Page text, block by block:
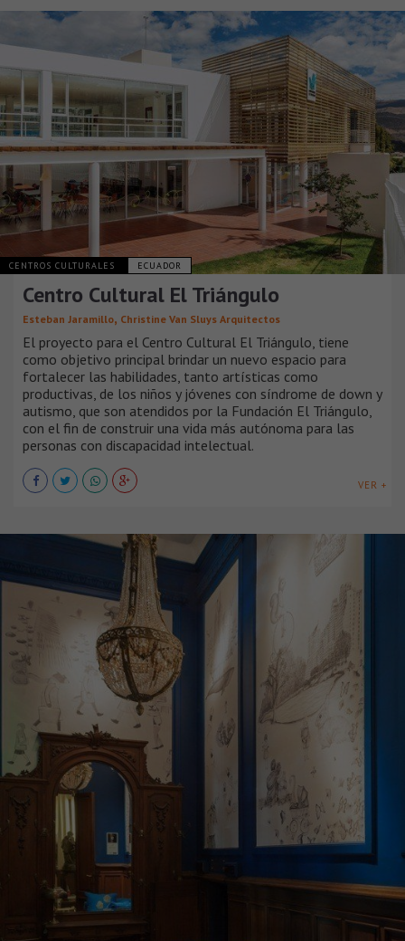
CENTROS CULTURALES ECUADOR
Centro Cultural El Triángulo
Esteban Jaramillo, Christine Van Sluys Arquitectos
El proyecto para el Centro Cultural El Triángulo, tiene
como objetivo principal brindar un nuevo espacio para
fortalecer las habilidades, tanto artísticas como
productivas, de los niños y jóvenes con síndrome de down y
autismo, que son atendidos por la Fundación El Triángulo,
con el fin de construir una vida más autónoma para las
personas con discapacidad intelectual.
VER +